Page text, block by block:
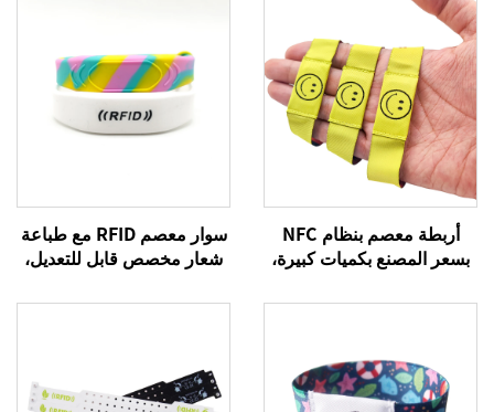
أربطة معصم بنظام NFC
بسعر المصنع بكميات كبيرة،
أربطة معصم بنظام NFC تردد
قماشية
سوار معصم RFID مع طباعة
شعار مخصص قابل للتعديل،
بنظام NFC للدفع الإلكتروني،